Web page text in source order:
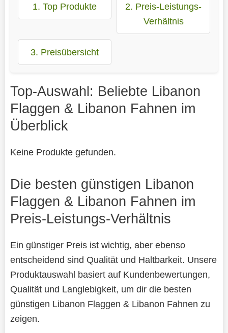
1. Top Produkte
2. Preis-Leistungs-
Verhältnis
3. Preisübersicht
Top-Auswahl: Beliebte Libanon
Flaggen & Libanon Fahnen im
Überblick
Keine Produkte gefunden.
Die besten günstigen Libanon
Flaggen & Libanon Fahnen im
Preis-Leistungs-Verhältnis
Ein günstiger Preis ist wichtig, aber ebenso
entscheidend sind Qualität und Haltbarkeit. Unsere
Produktauswahl basiert auf Kundenbewertungen,
Qualität und Langlebigkeit, um dir die besten
günstigen Libanon Flaggen & Libanon Fahnen zu
zeigen.